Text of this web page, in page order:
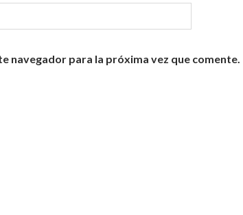
navegador para la próxima vez que comente.